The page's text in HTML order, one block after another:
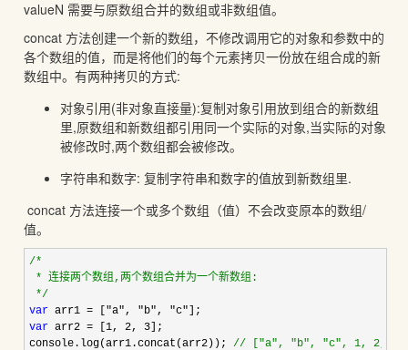
valueN 需要与原数组合并的数组或非数组值。
concat 方法创建一个新的数组，不修改调用它的对象和参数中的
各个数组的值，而是将他们的每个元素拷贝一份放在组合成的新
数组中。有两种拷贝的方式:
对象引用(非对象直接量):复制对象引用放到组合的新数组
里,原数组和新数组都引用同一个实际的对象,当实际的对象
被修改时,两个数组都会被修改。
字符串和数字: 复制字符串和数字的值放到新数组里.
concat 方法连接一个或多个数组（值）不会改变原本的数组/
值。
/*
* 连接两个数组,两个数组合并为一个新数组:
*/
var arr1 = ["a", "b", "c"
var arr2 = [1, 2, 3 ];
console.log(arr1.concat(arr2)); // ["a", "b", "c", 1, 2, 3]